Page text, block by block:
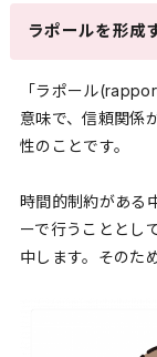
ラポールを形成
「ラポール
意味で、信頼関係
性のことです。
時間的制約がある
ーで行うこととし
中します。そのた